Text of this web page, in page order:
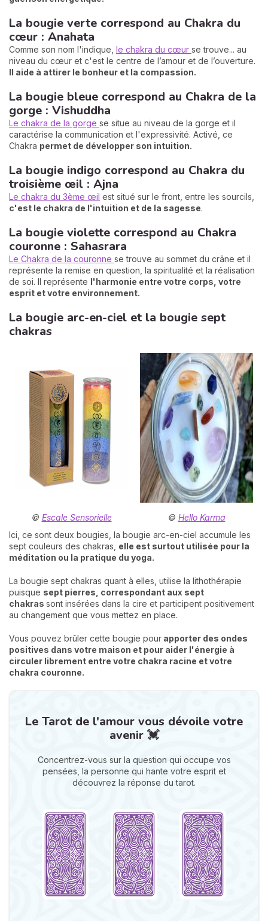
La bougie verte correspond au Chakra du
cœur : Anahata
Comme son nom l'indique, le chakra du cœur se trouve... au
niveau du cœur et c'est le centre de l’amour et de l’ouverture.
Il aide à attirer le bonheur et la compassion.
La bougie bleue correspond au Chakra de la
gorge : Vishuddha
Le chakra de la gorge se situe au niveau de la gorge et il
caractérise la communication et l'expressivité. Activé, ce
Chakra permet de développer son intuition.
La bougie indigo correspond au Chakra du
troisième œil : Ajna
Le chakra du 3ème œil est situé sur le front, entre les sourcils,
c'est le chakra de l'intuition et de la sagesse.
La bougie violette correspond au Chakra
couronne : Sahasrara
Le Chakra de la couronne se trouve au sommet du crâne et il
représente la remise en question, la spiritualité et la réalisation
de soi. Il représente l'harmonie entre votre corps, votre
esprit et votre environnement.
La bougie arc-en-ciel et la bougie sept
chakras
© Escale Sensorielle © Hello Karma
Ici, ce sont deux bougies, la bougie arc-en-ciel accumule les
sept couleurs des chakras, elle est surtout utilisée pour la
méditation ou la pratique du yoga.
La bougie sept chakras quant à elles, utilise la lithothérapie
puisque sept pierres, correspondant aux sept
chakras sont insérées dans la cire et participent positivement
au changement que vous mettez en place.
Vous pouvez brûler cette bougie pour apporter des ondes
positives dans votre maison et pour aider l'énergie à
circuler librement entre votre chakra racine et votre
chakra couronne.
Le Tarot de l'amour vous dévoile votre
avenir 💓
Concentrez-vous sur la question qui occupe vos
pensées, la personne qui hante votre esprit et
découvrez la réponse du tarot.